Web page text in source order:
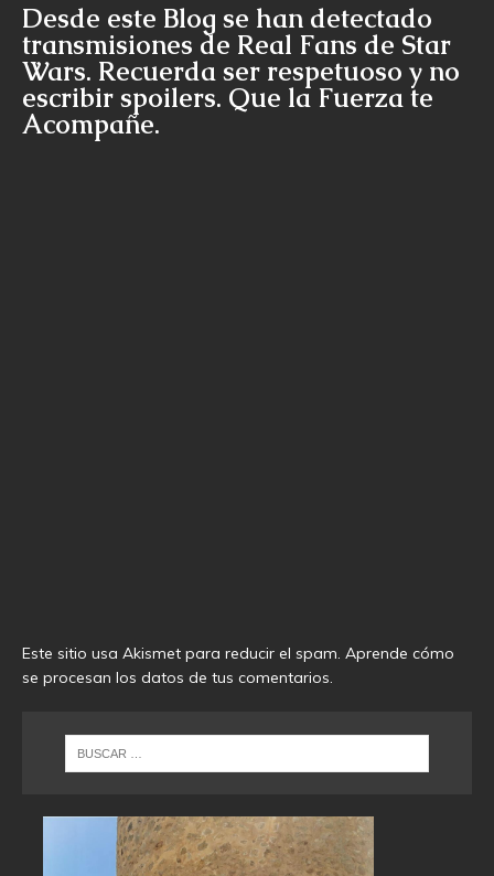
Desde este Blog se han detectado
transmisiones de Real Fans de Star
Wars. Recuerda ser respetuoso y no
escribir spoilers. Que la Fuerza te
Acompañe.
Este sitio usa Akismet para reducir el spam. Aprende cómo
se procesan los datos de tus comentarios.